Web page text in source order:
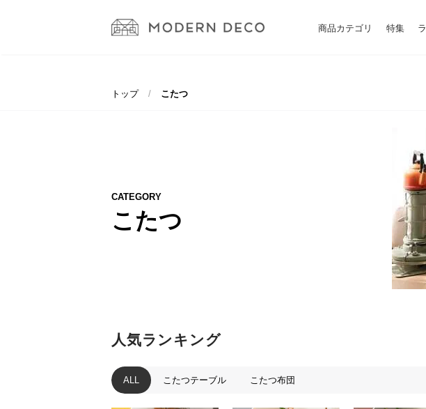
商品カテゴリ 特集
トップ こたつ
CATEGORY
こたつ
人気ランキング
ALL こたつテーブル こたつ布団